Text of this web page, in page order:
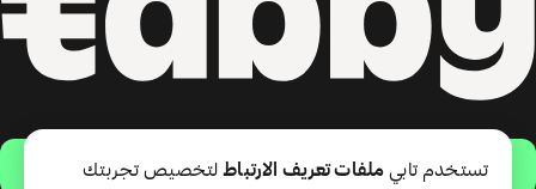
حمّل التطبيق تستخدم تابي ملفات تعريف الارتباطلتخصيص تجربتك